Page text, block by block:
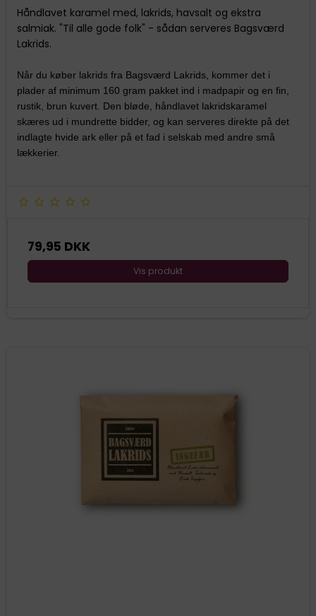
Håndlavet karamel med, lakrids, havsalt og ekstra
salmiak. "Til alle gode folk" - sådan serveres Bagsværd
Lakrids.
Når du køber lakrids fra Bagsværd Lakrids, kommer det i
plader af minimum 160 gram pakket ind i madpapir og en fin,
rustik, brun kuvert. Den bløde, håndlavet lakridskaramel
skæres ud i mundrette bidder, og kan serveres direkte på det
indlagte hvide ark eller på et fad i selskab med andre små
lækkerier.
79,95 DKK
Vis produkt